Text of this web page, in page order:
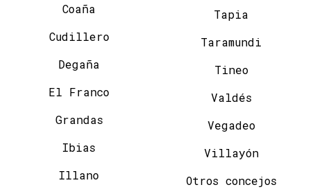
Coaña
Cudillero
Degaña
El Franco
Grandas
Ibias
Illano
Tapia
Taramundi
Tineo
Valdés
Vegadeo
Villayón
Otros concejos